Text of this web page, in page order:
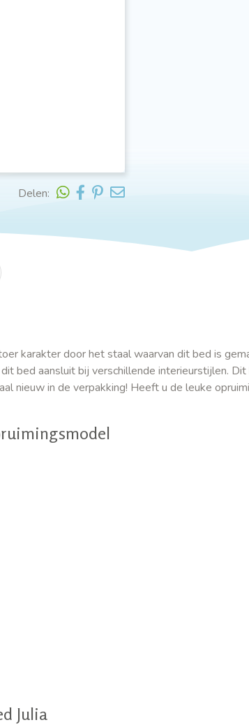
Delen:
karakter door het staal waarvan dit bed is
bed aansluit bij verschillende interieurstijlen. Dit
nieuw in de verpakking! Heeft u de leuke
Julia